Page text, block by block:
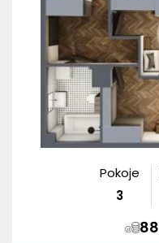
Pokoje
3